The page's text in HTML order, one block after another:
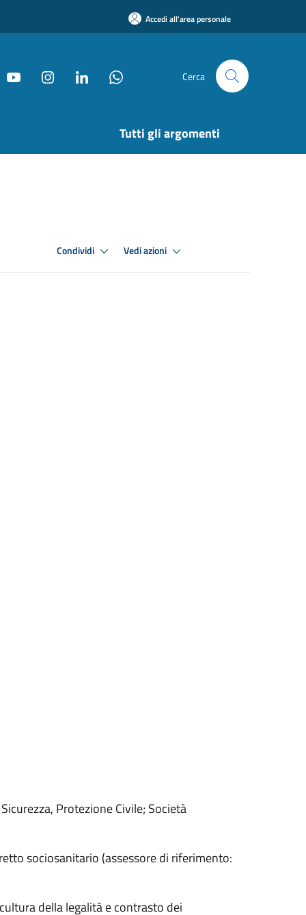
Accedi all'area personale
Cerca
Tutti gli argomenti
Condividi Vedi azioni
Protezione Civile; Società
sociosanitario (assessore di riferimento:
della legalità e contrasto dei